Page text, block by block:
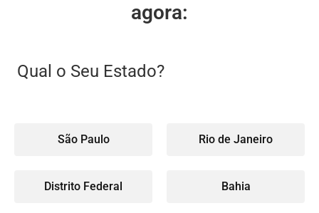
agora:
Qual o Seu Estado?
São Paulo Rio de Janeiro
Distrito Federal Bahia